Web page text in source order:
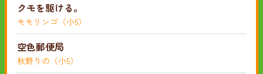
クモを駆ける。
モモリンゴ（小5）
空色郵便局
秋野りの（小5）